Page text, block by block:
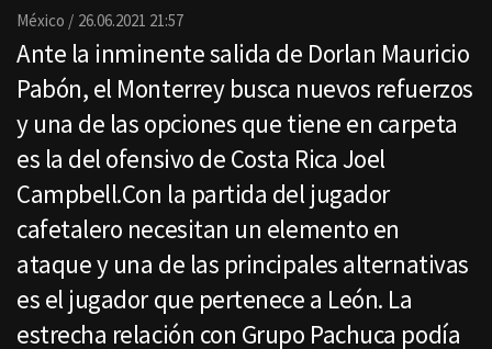
México 26.06.2021 21:57
Ante la inminente salida de Dorlan Mauricio
Pabón, el Monterrey busca nuevos refuerzos
y una de las opciones que tiene en carpeta
es la del ofensivo de Costa Rica Joel
Campbell.Con la partida del jugador
cafetalero necesitan un elemento en
ataque y una de las principales alternativas
es el jugador que pertenece a León. La
estrecha relación con Grupo Pachuca podía